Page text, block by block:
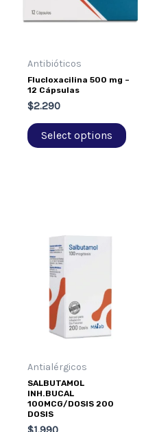
Antibióticos
Flucloxacilina 500 mg –
12 Cápsulas
$2.290
Select options
Antialérgicos
SALBUTAMOL
INH.BUCAL
100MCG/DOSIS 200
DOSIS